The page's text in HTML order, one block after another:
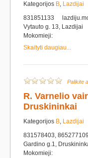
Kategorijos B, Lazdijai
831851133
Vytauto g. 13, Lazdijai
Mokomieji:
Skaityti daugiau...
Palikite
R. Varnelio
Druskininkai
Kategorijos B, Lazdijai
831578403,
Gardino g.1,
Mokomieji: